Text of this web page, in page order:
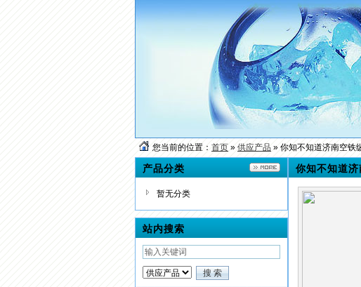
您当前的位置： 首页 » 供应产品 » 你知不知道济南空铁
产品分类
暂无分类
站内搜索
你知不知道